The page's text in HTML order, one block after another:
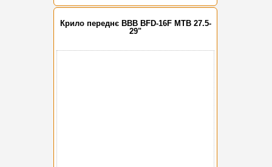
Крило переднє BBB BFD-16F MTB 27.5-
29"